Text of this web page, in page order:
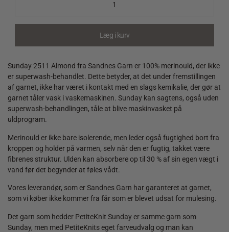
Læg i kurv
Sunday 2511 Almond fra Sandnes Garn er 100% merinould, der ikke
er superwash-behandlet. Dette betyder, at det under fremstillingen
af garnet, ikke har været i kontakt med en slags kemikalie, der gør at
garnet tåler vask i vaskemaskinen. Sunday kan sagtens, også uden
superwash-behandlingen, tåle at blive maskinvasket på
uldprogram.
Merinould er ikke bare isolerende, men leder også fugtighed bort fra
kroppen og holder på varmen, selv når den er fugtig, takket være
fibrenes struktur. Ulden kan absorbere op til 30 % af sin egen vægt i
vand før det begynder at føles vådt.
Vores leverandør, som er Sandnes Garn har garanteret at garnet,
som vi køber ikke kommer fra får som er blevet udsat for mulesing.
Det garn som hedder PetiteKnit Sunday er samme garn som
Sunday, men med PetiteKnits eget farveudvalg og man kan